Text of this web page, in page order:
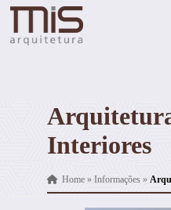
Interiores
Home» Informações »